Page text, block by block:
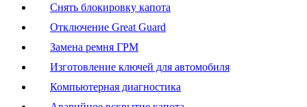
Снять блокировку капота
Отключение Great Guard
Замена ремня ГРМ
Изготовление ключей для автомобиля
Компьютерная диагностика